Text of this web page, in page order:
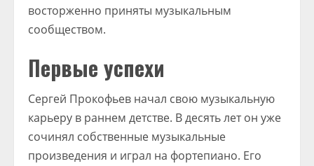
восторженно приняты музыкальным
сообществом.
Первые успехи
Сергей Прокофьев начал свою музыкальную
карьеру в раннем детстве. В десять лет он уже
сочинял собственные музыкальные
произведения и играл на фортепиано. Его